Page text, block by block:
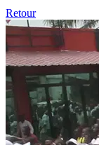
Retour